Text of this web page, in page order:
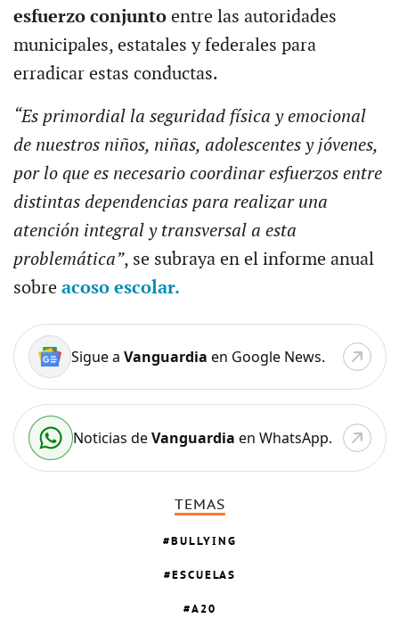
esfuerzo conjuntoentre las autoridades
municipales, estatales y federales para
erradicar estas conductas.
“Es primordial la seguridad física y emocional
de nuestros niños, niñas, adolescentes y jóvenes,
por lo que es necesario coordinar esfuerzos entre
distintas dependencias para realizar una
atención integral y transversal a esta
problemática”, se subraya en el informe anual
sobreacoso escolar.
Sigue a Vanguardia en Google News.
Noticias deVanguardia en WhatsApp.
TEMAS
BULLYING
ESCUELAS
A20